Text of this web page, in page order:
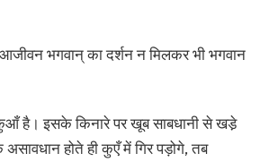
भगवान् का दर्शन न मिलकर भी भगवान
है। इसके किनारे पर खूब साबधानी से खडे़
असावधान होते ही कुएँ में गिर पड़ोगे, तब